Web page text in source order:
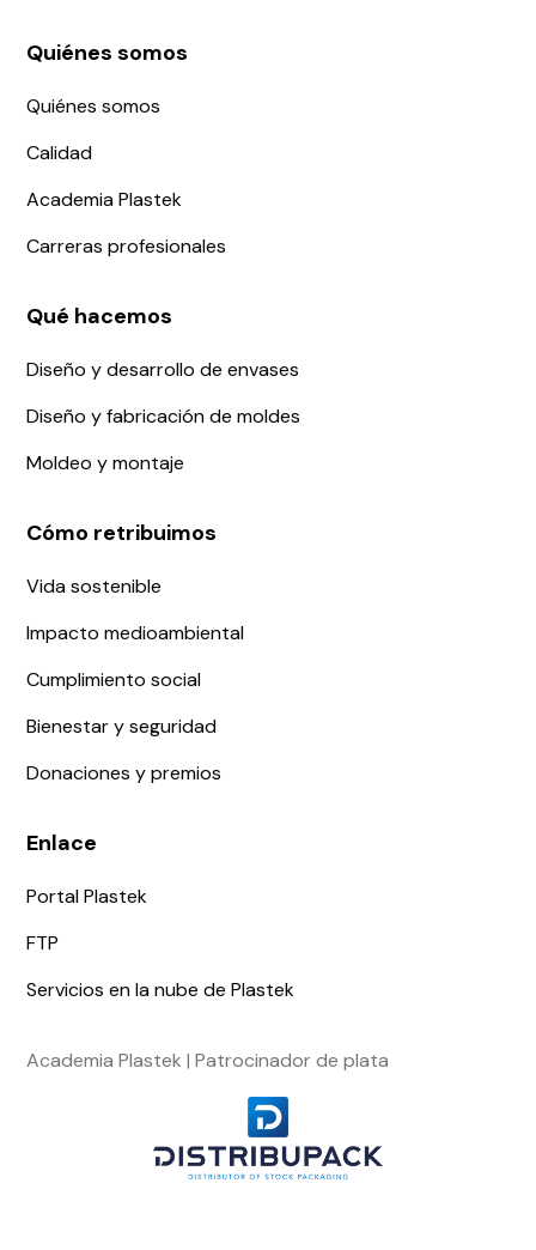
Quiénes somos
Quiénes somos
Calidad
Academia Plastek
Carreras profesionales
Qué hacemos
Diseño y desarrollo de envases
Diseño y fabricación de moldes
Moldeo y montaje
Cómo retribuimos
Vida sostenible
Impacto medioambiental
Cumplimiento social
Bienestar y seguridad
Donaciones y premios
Enlace
Portal Plastek
FTP
Servicios en la nube de Plastek
Academia Plastek | Patrocinador de plata